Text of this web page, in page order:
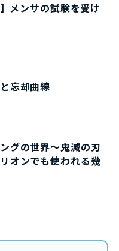
メンサの試験を受け
忘却曲線
グの世界～鬼滅の刃
オンでも使われる幾